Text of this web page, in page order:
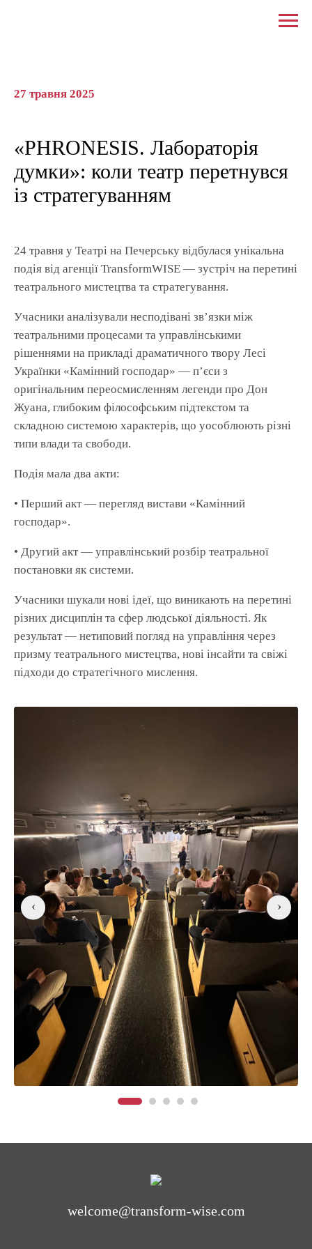
27 травня 2025
«PHRONESIS. Лабораторія
думки»: коли театр перетнувся
із стратегуванням
24 травня у Театрі на Печерську відбулася унікальна
подія від агенції TransformWISE — зустріч на перетині
театрального мистецтва та стратегування.
Учасники аналізували несподівані зв’язки між
театральними процесами та управлінськими
рішеннями на прикладі драматичного твору Лесі
Українки «Камінний господар» — п’єси з
оригінальним переосмисленням легенди про Дон
Жуана, глибоким філософським підтекстом та
складною системою характерів, що уособлюють різні
типи влади та свободи.
Подія мала два акти:
• Перший акт — перегляд вистави «Камінний
господар».
• Другий акт — управлінський розбір театральної
постановки як системи.
Учасники шукали нові ідеї, що виникають на перетині
різних дисциплін та сфер людської діяльності. Як
результат — нетиповий погляд на управління через
призму театрального мистецтва, нові інсайти та свіжі
підходи до стратегічного мислення.
‹ ›
welcome@transform-wise.com